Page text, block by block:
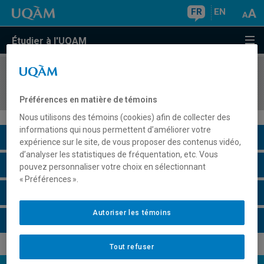
FR EN
Étudier à l'UQAM
COURS//
Description du cours
Horaire - Été 2026
Préférences en matière de témoins
Nous utilisons des témoins (cookies) afin de collecter des
informations qui nous permettent d’améliorer votre
expérience sur le site, de vous proposer des contenus vidéo,
d’analyser les statistiques de fréquentation, etc. Vous
pouvez personnaliser votre choix en sélectionnant
« Préférences ».
Tout refuser
Autoriser les témoins